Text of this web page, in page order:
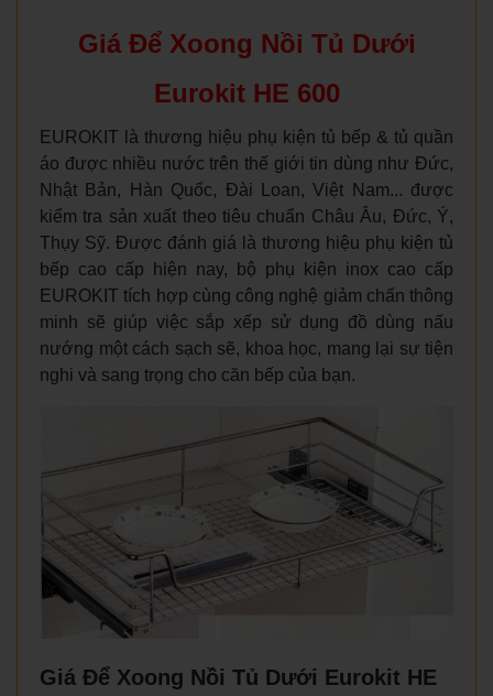
Giá Để Xoong Nồi Tủ Dưới
Eurokit HE 600
EUROKIT là thương hiệu phụ kiện tủ bếp & tủ quần
áo được nhiều nước trên thế giới tin dùng như Đức,
Nhật Bản, Hàn Quốc, Đài Loan, Việt Nam... được
kiểm tra sản xuất theo tiêu chuẩn Châu Âu, Đức, Ý,
Thụy Sỹ. Được đánh giá là thương hiệu phụ kiện tủ
bếp cao cấp hiện nay, bộ phụ kiện inox cao cấp
EUROKIT tích hợp cùng công nghệ giảm chấn thông
minh sẽ giúp việc sắp xếp sử dụng đồ dùng nấu
nướng một cách sạch sẽ, khoa học, mang lại sự tiện
nghi và sang trọng cho căn bếp của bạn.
Giá Để Xoong Nồi Tủ Dưới Eurokit HE